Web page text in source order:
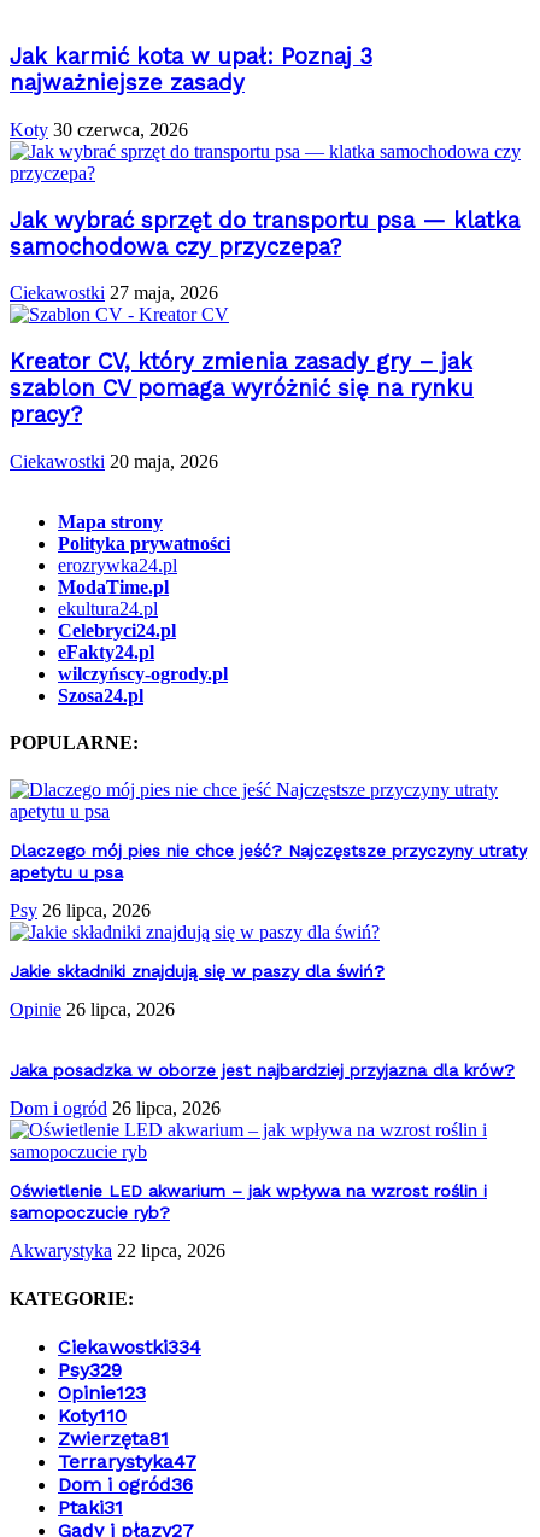
Jak karmić kota w upał: Poznaj 3
najważniejsze zasady
Koty 30 czerwca, 2026
Jak wybrać sprzęt do transportu psa — klatka
samochodowa czy przyczepa?
Ciekawostki 27 maja, 2026
Kreator CV, który zmienia zasady gry – jak
szablon CV pomaga wyróżnić się na rynku
pracy?
Ciekawostki 20 maja, 2026
Mapa strony
Polityka prywatności
erozrywka24.pl
ModaTime.pl
ekultura24.pl
Celebryci24.pl
eFakty24.pl
wilczyńscy-ogrody.pl
Szosa24.pl
POPULARNE:
Dlaczego mój pies nie chce jeść? Najczęstsze przyczyny utraty
apetytu u psa
Psy 26 lipca, 2026
Jakie składniki znajdują się w paszy dla świń?
Opinie 26 lipca, 2026
Jaka posadzka w oborze jest najbardziej przyjazna dla krów?
Dom i ogród 26 lipca, 2026
Oświetlenie LED akwarium – jak wpływa na wzrost roślin i
samopoczucie ryb?
Akwarystyka 22 lipca, 2026
KATEGORIE:
Ciekawostki334
Psy329
Opinie123
Koty110
Zwierzęta81
Terrarystyka47
Dom i ogród36
Ptaki31
Gady i płazy27